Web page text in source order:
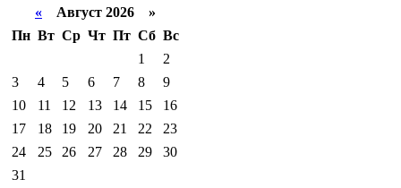
« Август 2026 »
Пн Вт Ср Чт Пт Сб Вс
1
2
3
4 5 6 7 8
9
10
11 12 13 14 15
16
17
18 19 20 21 22
23
24
25 26 27 28 29
30
31